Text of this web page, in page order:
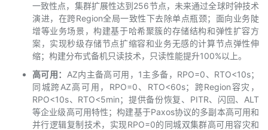
一致性点，集群扩展性达到256节点，未来通过全球时钟技术
演进，在跨Region全局一致性下去除单点瓶颈；面向业务陡
增等业务场景，构建基于哈希聚簇的存储结构和弹性扩容方
案，实现秒级存储节点扩缩容和业务无感的计算节点弹性伸
缩；构建分布式备机只读技术，只读性能提升100%以上。
高可用： AZ内主备高可用，1主多备，RPO=0、RTO<10s；
同城跨AZ高可用，RPO=0、RTO<60s；跨Region容灾，
RPO<10s、RTO<5min；提供备份恢复、PITR、闪回、ALT
等企业级高可用特性；构建基于Paxos协议的多副本高可用和
并行逻辑复制技术，实现RPO=0的同城双集群高可用容灾和